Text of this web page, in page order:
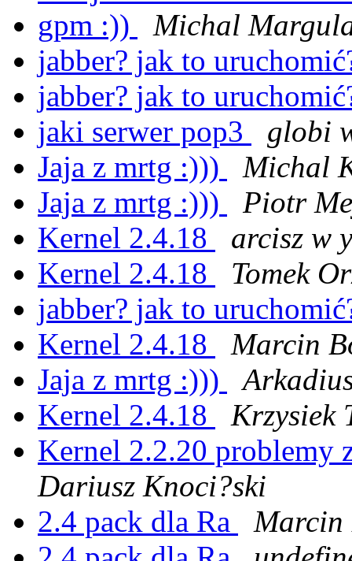
gpm :))
Michal
jabber? jak to
jabber? jak to
jaki serwer pop3
globi
Jaja z mrtg :)))
Michal
Jaja z mrtg :)))
Piotr
Kernel 2.4.18
arcisz w
Kernel 2.4.18
Tomek
jabber? jak to
Kernel 2.4.18
Marcin
Jaja z mrtg :)))
Kernel 2.4.18
Krzysiek
Kernel 2.2.20 problemy
Dariusz Knoci?ski
2.4 pack dla Ra
Marcin